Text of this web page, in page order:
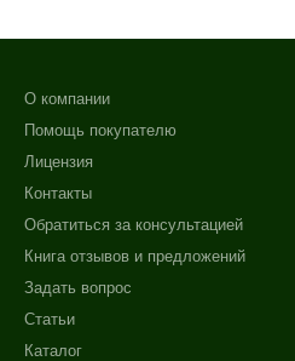
Действие
Назначение против
О компании
Помощь покупателю
Лицензия
Контакты
Обратиться за консультацией
Книга отзывов и предложений
Задать вопрос
Статьи
Каталог